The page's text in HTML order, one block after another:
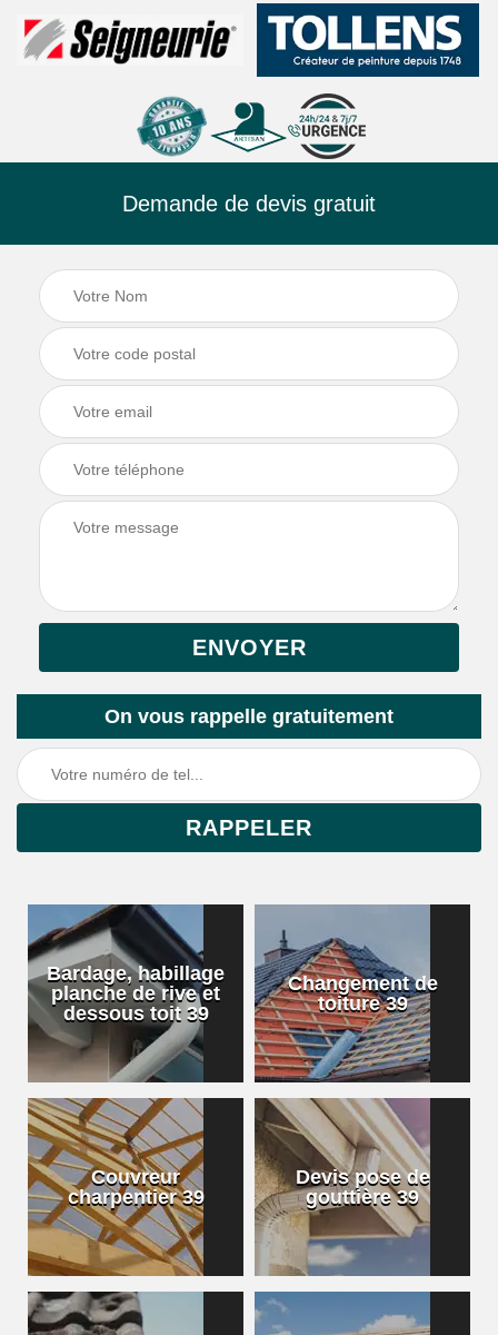
Demande de devis gratuit
On vous rappelle gratuitement
Bardage, habillage
planche de rive et
dessous toit 39
Changement de
toiture 39
Couvreur
charpentier 39
Devis pose de
gouttière 39